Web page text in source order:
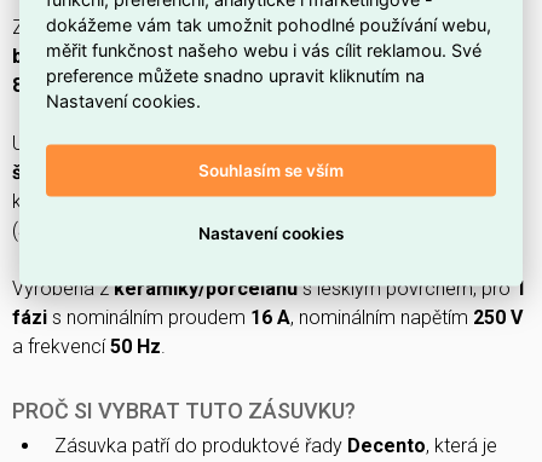
Zásuvka ABB Decento s ochranným kolíkem v provedení
bílá/bílá (porcelán), typ6619K-C06357(EAN
8592624455684), z produktové řady Decento .
Určena pro montáž pod omítku s typem upevněnímontáž
šroubem
konektorová svorka
kontaktem ve tvarukruhu; rozměry86 × 37,2 × 86 mm
(Š×V×H), minimální hloubka instalační krabice
Vyrobená zkeramiky/porcelánus lesklým povrchem, pro1
fázi s nominálním proudem 16 A, nominálním napětím 250 V
a frekvencí50 Hz.
PROČ SI VYBRAT TUTO ZÁSUVKU?
Zásuvka patří do produktové řady Decento, která je
dokážeme vám tak umožnit pohodlné používání webu,
měřit funkčnost našeho webu i vás cílit reklamou. Své
preference můžete snadno upravit kliknutím na
Nastavení cookies.
Souhlasím se vším
Nastavení cookies